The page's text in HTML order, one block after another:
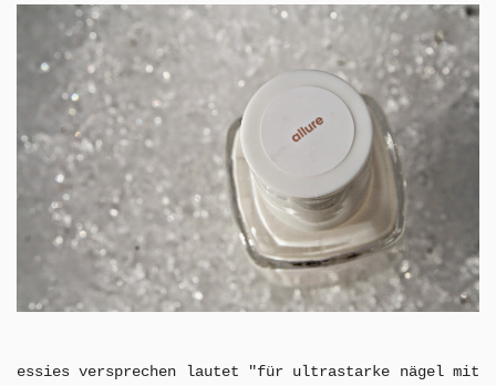
essies versprechen lautet "für ultrastarke nägel mit